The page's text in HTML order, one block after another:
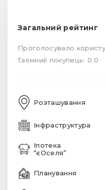
Загальний рейтинг
Проголосувало
Таємний покупець: 0.0
Розташування
Інфраструктура
Іпотека
“єОселя”
Планування